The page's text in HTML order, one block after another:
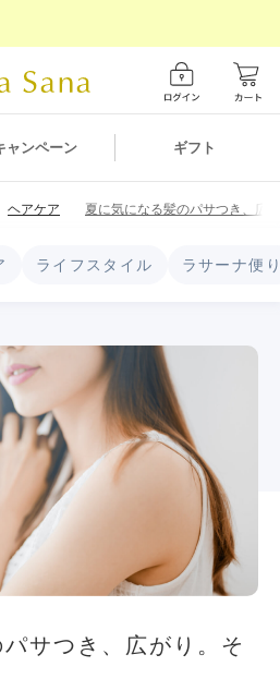
ャンペーン ギフト
ヘアケア 夏に気になる髪のパサつき、広
ライフスタイル ラサーナ便
サつき、広がり。そ